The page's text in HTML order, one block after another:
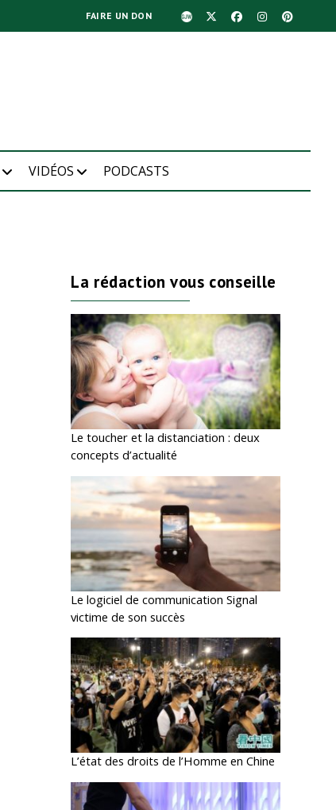
FAIRE UN DON
VIDÉOS PODCASTS
La rédaction vous conseille
Le toucher et la distanciation : deux
concepts d’actualité
Le logiciel de communication Signal
victime de son succès
L’état des droits de l’Homme en Chine